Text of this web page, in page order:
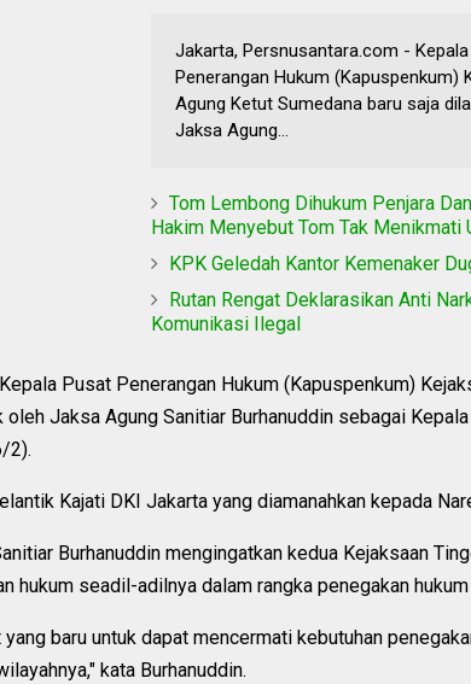
Jakarta, Persnusantara.com -
Penerangan Hukum (Kapuspenkum)
Agung Ketut Sumedana baru saja
Jaksa Agung...
Tom Lembong Dihukum Penjara
Hakim Menyebut Tom Tak Menikmati
KPK Geledah Kantor Kemenaker
Rutan Rengat Deklarasikan Anti
Komunikasi Ilegal
Pusat Penerangan Hukum (Kapuspenkum)
Jaksa Agung Sanitiar Burhanuddin sebagai
2).
Kajati DKI Jakarta yang diamanahkan kepada
Burhanuddin mengingatkan kedua Kejaksaan
hukum seadil-adilnya dalam rangka penegakan
baru untuk dapat mencermati kebutuhan
kata Burhanuddin.